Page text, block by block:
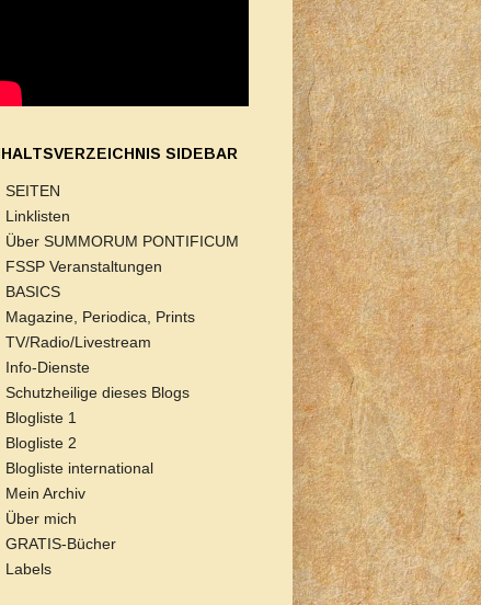
SIDEBAR
SEITEN
Linklisten
Über SUMMORUM PONTIFICUM
FSSP Veranstaltungen
BASICS
Magazine, Periodica, Prints
TV/Radio/Livestream
Info-Dienste
Schutzheilige dieses Blogs
Blogliste 1
Blogliste 2
Blogliste international
Mein Archiv
Über mich
GRATIS-Bücher
Labels